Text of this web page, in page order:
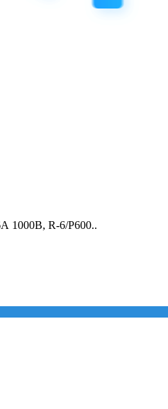
1000В, R-6/P600..